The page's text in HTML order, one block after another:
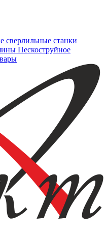
сверлильные станки
Пескоструйное